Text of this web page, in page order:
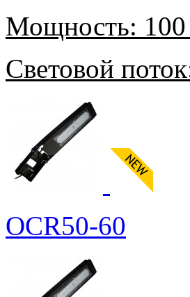
Мощность:
Световой
OCR50-60